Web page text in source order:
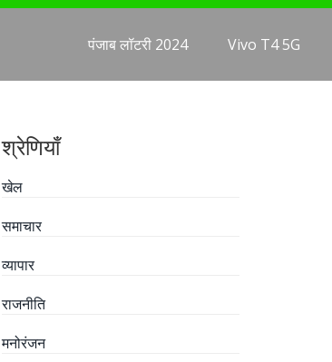
पंजाब लॉटरी 2024 Vivo T4 5G
श्रेणियाँ
खेल
समाचार
व्यापार
राजनीति
मनोरंजन